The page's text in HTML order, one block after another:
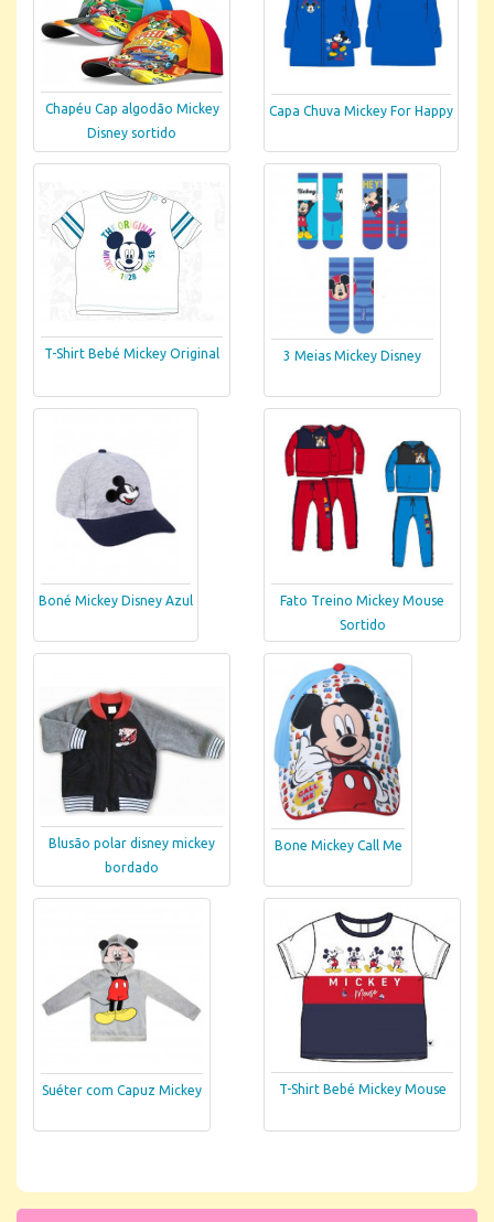
Chapéu Cap algodão Mickey
Disney sortido
Capa Chuva Mickey For Happy
T-Shirt Bebé Mickey Original 3 Meias Mickey Disney
Boné Mickey Disney Azul
Fato Treino Mickey Mouse
Sortido
Blusão polar disney mickey
bordado
Bone Mickey Call Me
Suéter com Capuz Mickey T-Shirt Bebé Mickey Mouse